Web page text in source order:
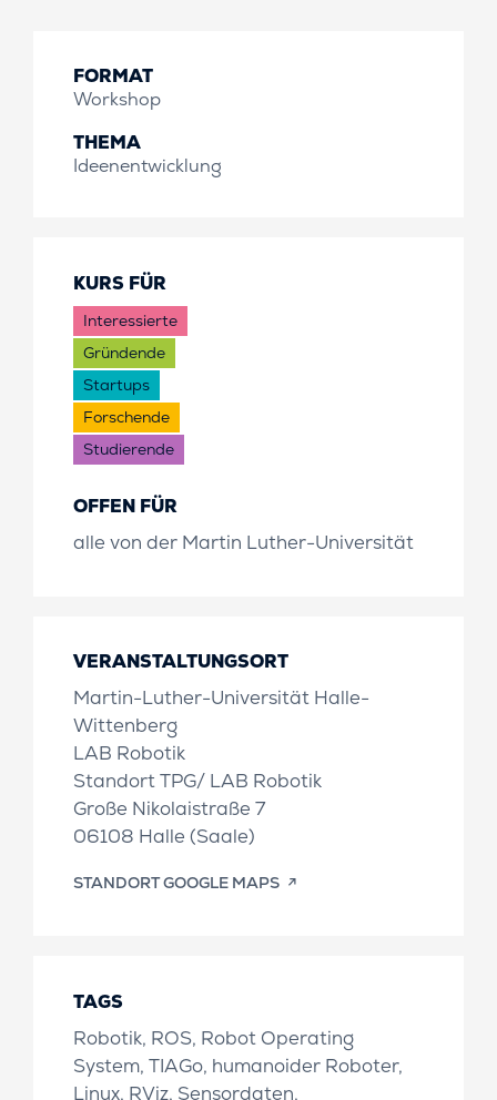
FORMAT
Workshop
THEMA
Ideenentwicklung
KURS FÜR
Interessierte
Gründende
Startups
Forschende
Studierende
OFFEN FÜR
alle von der Martin Luther-Universität
VERANSTALTUNGSORT
Martin-Luther-Universität Halle-
Wittenberg
LAB Robotik
Standort TPG/ LAB Robotik
Große Nikolaistraße 7
06108 Halle (Saale)
STANDORT GOOGLE MAPS
TAGS
Robotik, ROS, Robot Operating
System, TIAGo, humanoider Roboter,
Linux, RViz, Sensordaten,